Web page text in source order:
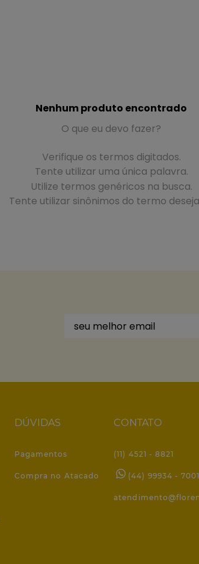
Nenhum produto encontrado
O que eu devo fazer?
Verifique os termos digitados.
Tente utilizar uma única palavra.
Utilize termos genéricos na busca.
Tente utilizar sinônimos do termo
DÚVIDAS
Pagamentos
Compra no Atacado
CONTATO
(11) 4521 - 8821
(44) 99934 -